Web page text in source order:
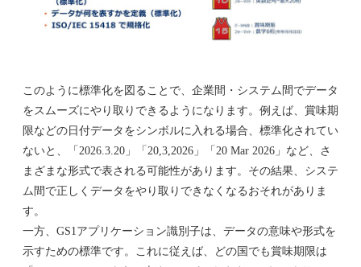
このように標準化を図ることで、企業間・システム間でデータ
をスムーズにやり取りできるようになります。例えば、賞味期
限などの日付データをシンボルに入れる場合、標準化されてい
ないと、「2026.3.20」「20,3,2026」「20 Mar 2026」など、さ
まざまな形式で表される可能性があります。その結果、システ
ム間で正しくデータをやり取りできなくなるおそれがありま
す。
一方、GS1アプリケーション識別子は、データの意味や形式を
示すための標準です。これに従えば、どの国でも賞味期限は